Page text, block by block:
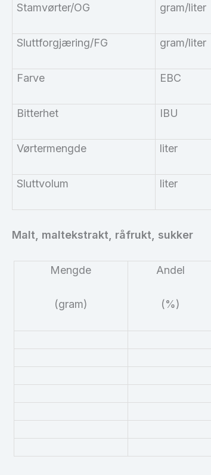
Stamvørter/OG gram/liter
Sluttforgjæring/FG gram/liter
Farve EBC
Bitterhet IBU
Vørtermengde liter
Sluttvolum liter
Malt, maltekstrakt, råfrukt , sukker
Mengde
(gram)
Andel
(%)